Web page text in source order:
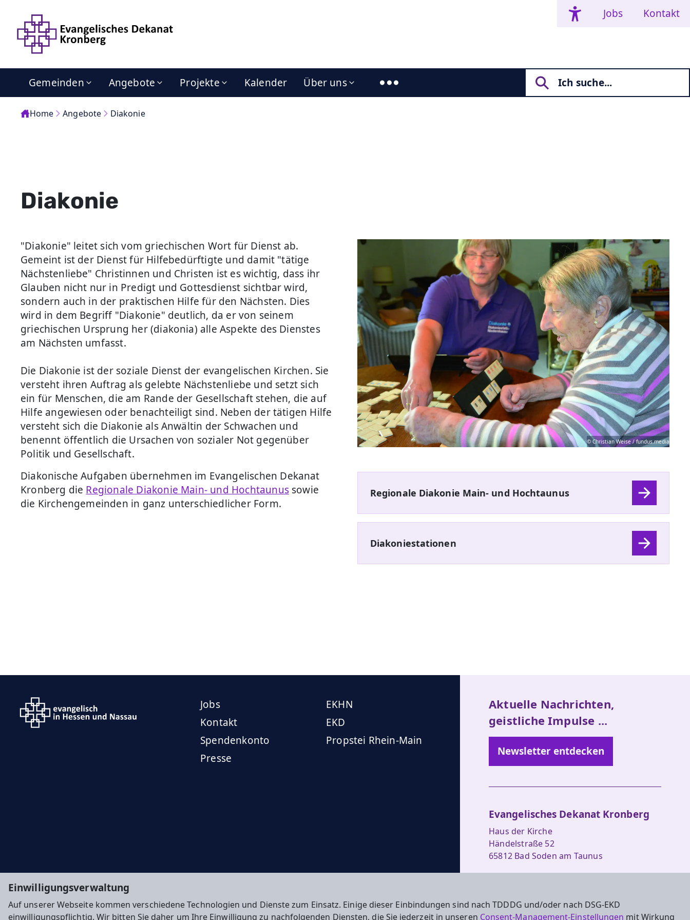
Einwilligungsverwaltung
Auf unserer Webseite kommen verschiedene Technologien und Dienste zum Einsatz. Einige dieser Einbindungen sind nach TDDDG und/oder nach DSG-EKD
einwilligungspflichtig. Wir bitten Sie daher um Ihre Einwilligung zu nachfolgenden Diensten, die Sie jederzeit in unseren Consent-Management-Einstellungen mit Wirkung
Jobs Kontakt
Gemeinden Angebote Projekte Kalender Über uns
Home Angebote Diakonie
Diakonie
"Diakonie" leitet sich vom griechischen Wort für Dienst ab.
Gemeint ist der Dienst für Hilfebedürftigte und damit "tätige
Nächstenliebe" Christinnen und Christen ist es wichtig, dass ihr
Glauben nicht nur in Predigt und Gottesdienst sichtbar wird,
sondern auch in der praktischen Hilfe für den Nächsten. Dies
wird in dem Begriff "Diakonie" deutlich, da er von seinem
griechischen Ursprung her (diakonia) alle Aspekte des Dienstes
am Nächsten umfasst.
Die Diakonie ist der soziale Dienst der evangelischen Kirchen. Sie
versteht ihren Auftrag als gelebte Nächstenliebe und setzt sich
ein für Menschen, die am Rande der Gesellschaft stehen, die auf
Hilfe angewiesen oder benachteiligt sind. Neben der tätigen Hilfe
versteht sich die Diakonie als Anwältin der Schwachen und
benennt öffentlich die Ursachen von sozialer Not gegenüber
Politik und Gesellschaft.
Diakonische Aufgaben übernehmen im Evangelischen Dekanat
Kronberg die Regionale Diakonie Main- und Hochtaunussowie
die Kirchengemeinden in ganz unterschiedlicher Form.
© Christian Weise / fundus.media
Regionale Diakonie Main- und Hochtaunus
Diakoniestationen
Jobs
Kontakt
Spendenkonto
Presse
EKHN
EKD
Propstei Rhein-Main
Aktuelle Nachrichten,
geistliche Impulse ...
Newsletter entdecken
Evangelisches Dekanat Kronberg
Haus der Kirche
Händelstraße 52
65812 Bad Soden am Taunus
Tel.: 06196 5601-0
dekanat.kronberg@ekhn.de